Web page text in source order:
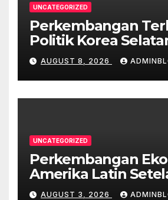
UNCATEGORIZED
Perkembangan
Politik Korea
AUGUST 8, 2026
UNCATEGORIZED
Perkembangan
Amerika Latin
Pandemi
AUGUST 3, 2026